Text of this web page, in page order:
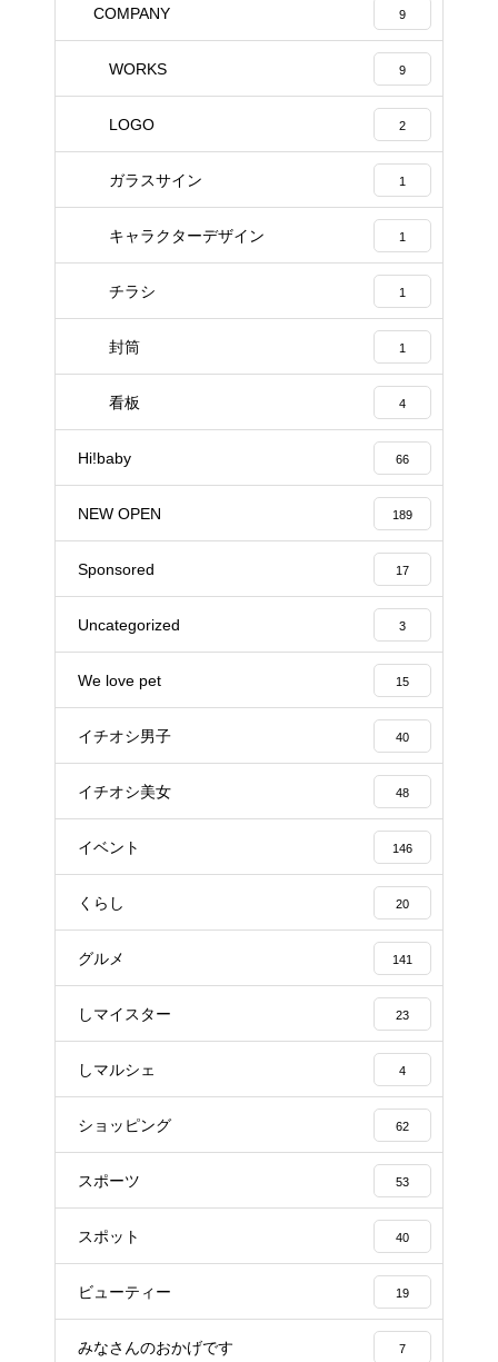
COMPANY 9
WORKS 9
LOGO 2
ガラスサイン 1
キャラクターデザイン 1
チラシ 1
封筒 1
看板 4
Hi!baby 66
NEW OPEN 189
Sponsored 17
Uncategorized 3
We love pet 15
イチオシ男子 40
イチオシ美女 48
イベント 146
くらし 20
グルメ 141
しマイスター 23
しマルシェ 4
ショッピング 62
スポーツ 53
スポット 40
ビューティー 19
みなさんのおかげです 7